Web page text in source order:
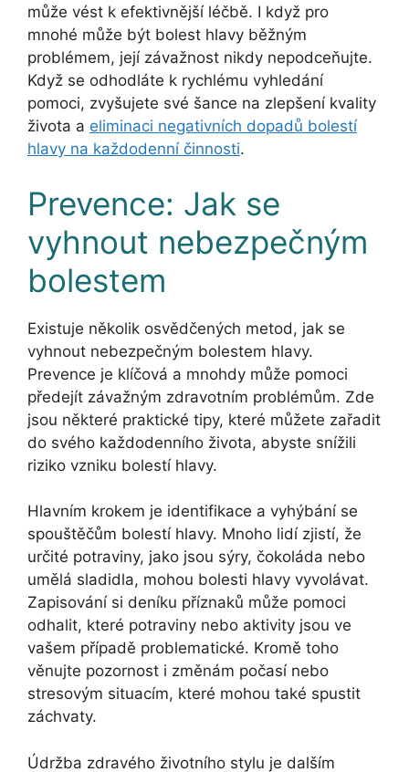
může vést k efektivnější léčbě. I když pro
mnohé může být bolest hlavy běžným
problémem, její závažnost nikdy nepodceňujte.
Když se odhodláte k rychlému vyhledání
pomoci, zvyšujete své šance na zlepšení kvality
života a eliminaci negativních dopadů bolestí
hlavy na každodenní činnosti.
Prevence: Jak se
vyhnout nebezpečným
bolestem
Existuje několik osvědčených metod, jak se
vyhnout nebezpečným bolestem hlavy.
Prevence je klíčová a mnohdy může pomoci
předejít závažným zdravotním problémům. Zde
jsou některé praktické tipy, které můžete zařadit
do svého každodenního života, abyste snížili
riziko vzniku bolestí hlavy.
Hlavním krokem je identifikace a vyhýbání se
spouštěčům bolestí hlavy. Mnoho lidí zjistí, že
určité potraviny, jako jsou sýry, čokoláda nebo
umělá sladidla, mohou bolesti hlavy vyvolávat.
Zapisování si deníku příznaků může pomoci
odhalit, které potraviny nebo aktivity jsou ve
vašem případě problematické. Kromě toho
věnujte pozornost i změnám počasí nebo
stresovým situacím, které mohou také spustit
záchvaty.
Údržba zdravého životního stylu je dalším